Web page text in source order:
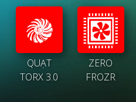
QUẠT
TORX 3.0
ZERO
FROZR